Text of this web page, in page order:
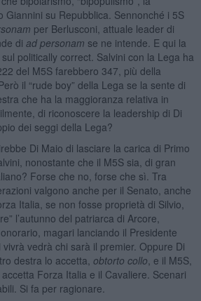
Giannini su Repubblica. Sennonché i 5S
per Berlusconi, attuale leader di
di ad personam se ne intende. E qui la
politically correct. Salvini con la Lega ha
del M5S farebbero 347, più della
il “rude boy” della Lega se la sente di
che ha la maggioranza relativa in
di riconoscere la leadership di Di
dei seggi della Lega?
Di Maio di lasciare la carica di Primo
nonostante che il M5S sia, di gran
Forse che no, forse che sì. Tra
valgono anche per il Senato, anche
Italia, se non fosse proprietà di Silvio,
l’autunno del patriarca di Arcore,
magari lanciando il Presidente
vedrà chi sarà il premier. Oppure Di
destra lo accetta, obtorto collo , e il M5S,
, accetta Forza Italia e il Cavaliere. Scenari
Si fa per ragionare.